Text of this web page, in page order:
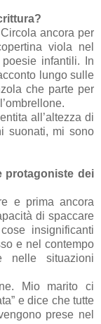
ancora per
viola nel
infantili. In
lungo sulle
che parte per
all’altezza di
suonati, mi sono
protagoniste dei
e prima ancora
di spaccare
insignificanti
e nel contempo
nelle situazioni
Mio marito ci
e dice che tutte
prese nel